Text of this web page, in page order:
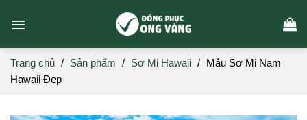
Trang chủ / Sản phẩm / Sơ Mi Hawaii / Mẫu Sơ Mi Nam
Hawaii Đẹp